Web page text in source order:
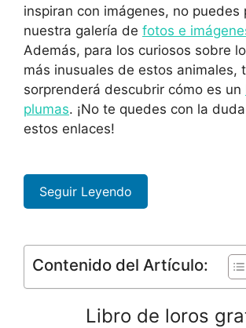
inspiran con imágenes, no puedes
nuestra galería de fotos e
Además, para los curiosos sobre
más inusuales de estos animales,
sorprenderá descubrir cómo es un
plumas. ¡No te quedes con la
estos enlaces!
Seguir Leyendo
Contenido del Artículo:
Libro de loros